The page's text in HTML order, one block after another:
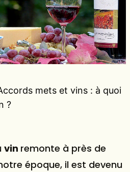
mets et vins : à quoi
?
vin remonte à près de
époque, il est devenu